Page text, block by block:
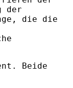
der
die die
Beide